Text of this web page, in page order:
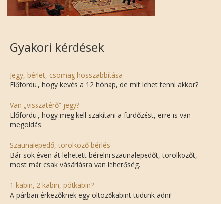
Gyakori kérdések
Jegy, bérlet, csomag hosszabbítása
Előfordul, hogy kevés a 12 hónap, de mit lehet tenni akkor?
Van „visszatérő” jegy?
Előfordul, hogy meg kell szakítani a fürdőzést, erre is van
megoldás.
Szaunalepedő, törölköző bérlés
Bár sok éven át lehetett bérelni szaunalepedőt, törölközőt,
most már csak vásárlásra van lehetőség.
1 kabin, 2 kabin, pótkabin?
A párban érkezőknek egy öltözőkabint tudunk adni!